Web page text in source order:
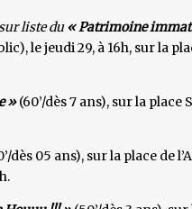
liste du « Patrimoine
le jeudi 29, à 16h, sur la
»(60’/dès 7 ans), sur la place
dès 05 ans), sur la place de